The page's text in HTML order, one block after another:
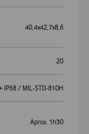
40,4x42,7x8,6
20
IP68 / MIL-STD-810H
Aprox. 1h30